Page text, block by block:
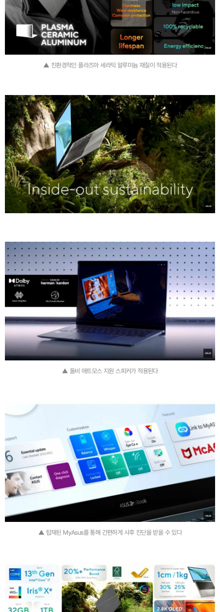
▲ 친환경적인 플라즈마 세라믹 알루미늄 재질이 적용된다
▲ 돌비 애트모스 지원 스피커가 적용된다
▲ 탑재된 MyAsus를 통해 간편하게 사후 진단을 받을 수 있다